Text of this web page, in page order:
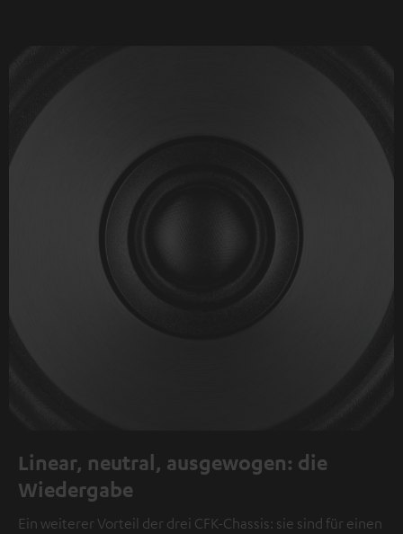
Linear, neutral, ausgewogen: die
Wiedergabe
Ein weiterer Vorteil der drei CFK-Chassis: sie sind für einen